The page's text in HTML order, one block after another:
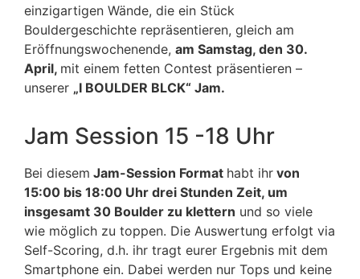
einzigartigen Wände, die ein Stück
Bouldergeschichte repräsentieren, gleich am
Eröffnungswochenende, am Samstag, den 30.
April, mit einem fetten Contest präsentieren –
unserer „I BOULDER BLCK“ Jam.
Jam Session 15 -18 Uhr
Bei diesem Jam-Session Format habt ihr von
15:00 bis 18:00 Uhr drei Stunden Zeit, um
insgesamt 30 Boulder zu klettern und so viele
wie möglich zu toppen. Die Auswertung erfolgt via
Self-Scoring, d.h. ihr tragt eurer Ergebnis mit dem
Smartphone ein. Dabei werden nur Tops und keine